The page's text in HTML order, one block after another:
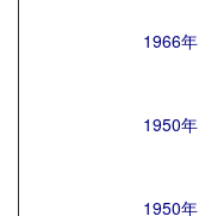
1966年
1950年
1950年